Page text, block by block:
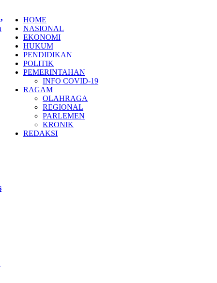
HOME
NASIONAL
EKONOMI
HUKUM
PENDIDIKAN
POLITIK
PEMERINTAHAN
INFO COVID-19
RAGAM
OLAHRAGA
REGIONAL
PARLEMEN
KRONIK
REDAKSI